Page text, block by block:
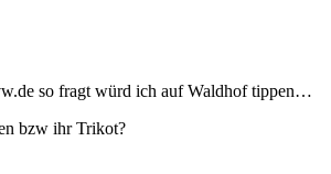
so fragt würd ich auf Waldhof tippen…
bzw ihr Trikot?